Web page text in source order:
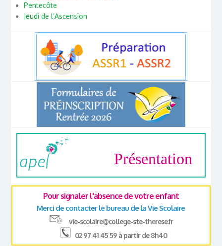
Pentecôte
Jeudi de l’Ascension
Présentation
Pour signaler l'absence de votre enfant
Merci de contacter le bureau de la Vie Scolaire
vie-scolaire@college-ste-therese.fr
02 97 41 45 59 à partir de 8h40